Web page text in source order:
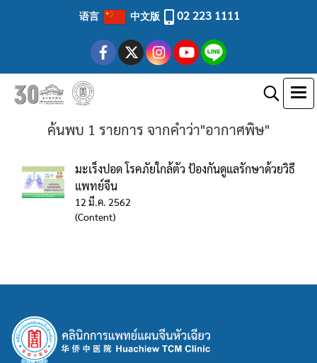
语言 中文版 02 223 1111
ค้นพบ 1 รายการ จากคำว่า"อากาศพิษ"
มะเร็งปอด โรคภัยใกล้ตัว ป้องกันดูแลรักษาด้วยวิธี
แพทย์จีน
12 มี.ค. 2562
(Content)